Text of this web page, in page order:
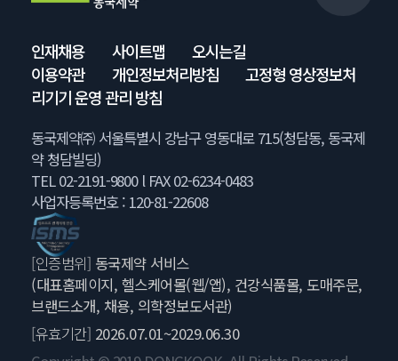
인재채용 사이트맵
오시는길
이용약관
개인정보처리방침
고정형 영상정보처
리기기 운영 관리 방침
동국제약㈜ 서울특별시 강남구 영동대로 715(청담동, 동국제
약 청담빌딩)
TEL 02-2191-9800 l FAX 02-6234-0483
사업자등록번호 : 120-81-22608
[인증범위] 동국제약 서비스
(대표홈페이지, 헬스케어몰(웹/앱), 건강식품몰, 도매주문,
브랜드소개, 채용, 의학정보도서관)
[유효기간] 2026.07.01~2029.06.30